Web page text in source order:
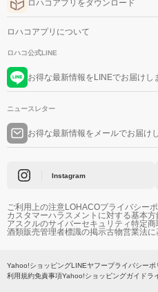
ロハコアプリをダウンロード
ロハコアプリについて
ロハコ公式LINE
お得な最新情報をLINEでお届けし
ニュースレター
お得な最新情報をメールでお届け
Instagram
ご利用上の注意LOHACOプライバシー
カスタマーハラスメントに対する基本方
アスクルのサイバーセキュリティ特定商
酒類販売管理者標識の掲示古物営業法
Yahoo!ショッピングLINEヤフープライバシーポ
利用規約免責事項Yahoo!ショッピングガイドラ